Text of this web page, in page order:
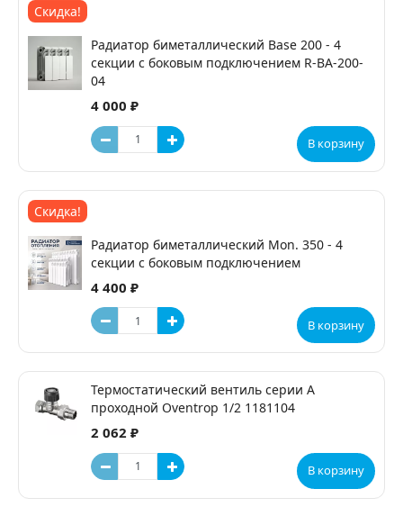
Скидка!
Радиатор биметаллический Base 200 - 4
секции c боковым подключением R-BA-200-
04
4 000 ₽
В корзину
Скидка!
Радиатор биметаллический Mon. 350 - 4
секции c боковым подключением
4 400 ₽
В корзину
Термостатический вентиль серии А
проходной Oventrop 1/2 1181104
2 062 ₽
В корзину